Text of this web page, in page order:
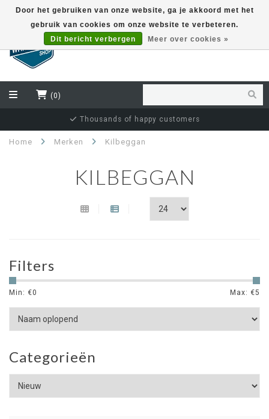
(0)
Thousands of happy customers
Home Merken Kilbeggan
KILBEGGAN
Filters
Min: €0 Max: €5
Categorieën
Door het gebruiken van onze website, ga je akkoord met het
gebruik van cookies om onze website te verbeteren.
Dit bericht verbergen
Meer over cookies »